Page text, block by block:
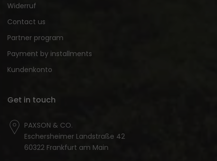
Widerruf
Contact us
Partner program
Payment by installments
Kundenkonto
Get in touch
PAXSON & CO.
Eschersheimer Landstraße 42
60322 Frankfurt am Main